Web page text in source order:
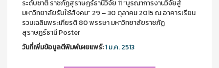
ระดับชาติ ราชภัฏสุราษฎร์ธานีวิจัย 11 “บูรณาการงานวิจัยสู่
มหาวิทยาลัยรับใช้สังคม” 29 – 30 ตุลาคม 2015 ณ อาคารเรียน
รวมเฉลิมพระเกียรติ 80 พรรษา มหาวิทยาลัยราชภัฏ
สุราษฎร์ธานี Poster
วันที่เพิ่มข้อมูลตีพิมพ์เผยแพร์:1 ม.ค. 2513